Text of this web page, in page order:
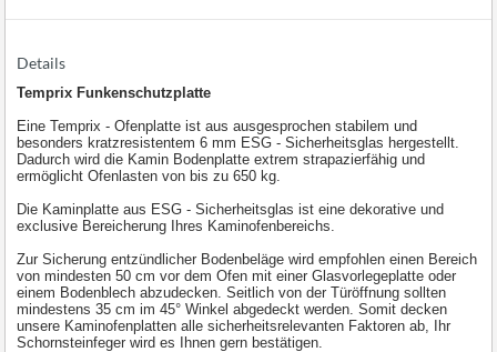
Details
Temprix Funkenschutzplatte
Eine Temprix - Ofenplatte ist aus ausgesprochen stabilem und
besonders kratzresistentem 6 mm ESG - Sicherheitsglas hergestellt.
Dadurch wird die Kamin Bodenplatte extrem strapazierfähig und
ermöglicht Ofenlasten von bis zu 650 kg.
Die Kaminplatte aus ESG - Sicherheitsglas ist eine dekorative und
exclusive Bereicherung Ihres Kaminofenbereichs.
Zur Sicherung entzündlicher Bodenbeläge wird empfohlen einen Bereich
von mindesten 50 cm vor dem Ofen mit einer Glasvorlegeplatte oder
einem Bodenblech abzudecken. Seitlich von der Türöffnung sollten
mindestens 35 cm im 45° Winkel abgedeckt werden. Somit decken
unsere Kaminofenplatten alle sicherheitsrelevanten Faktoren ab, Ihr
Schornsteinfeger wird es Ihnen gern bestätigen.